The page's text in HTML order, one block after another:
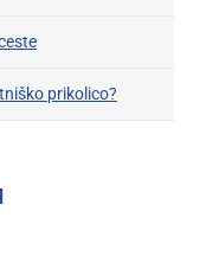
prikolico?